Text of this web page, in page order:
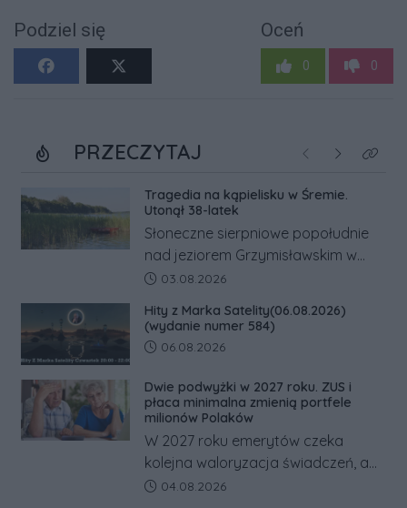
Podziel się Oceń
0 0
PRZECZYTAJ Poprzednie
NastępneKliknij
Tragedia na kąpielisku w Śremie.
Utonął 38-latek
Słoneczne sierpniowe popołudnie
nad jeziorem Grzymisławskim w
powiecie śremskim zakończyło się
odwrócić nawet natychmiastowe
działania służb ratunkowych.
Data dodania artykułu:
03.08.2026
Hity z Marka Satelity(06.08.2026)
(wydanie numer 584)
Data dodania artykułu:
06.08.2026
Dwie podwyżki w 2027 roku. ZUS i
płaca minimalna zmienią portfele
milionów Polaków
W 2027 roku emerytów czeka
kolejna waloryzacja świadczeń, a
pracowników podwyżka płacy
Data dodania artykułu:
04.08.2026